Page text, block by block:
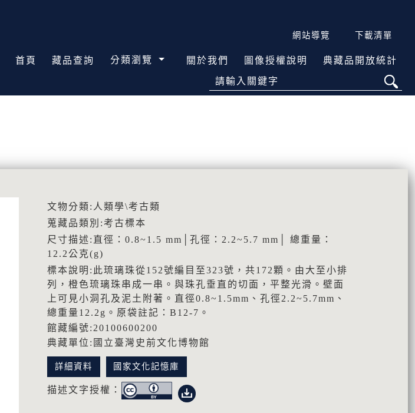
網站導覽 下載清單
首頁 藏品查詢 分類瀏覽 關於我們 圖像授權說明 典藏品開放統計
請輸入關鍵字
文物分類:人類學\考古類
蒐藏品類別:考古標本
尺寸描述:直徑：0.8~1.5 mm│孔徑：2.2~5.7 mm│ 總重量：
12.2公克(g)
標本說明:此琉璃珠從152號編目至323號，共172顆。由大至小排
列，橙色琉璃珠串成一串。與珠孔垂直的切面，平整光滑。壁面
上可見小洞孔及泥土附著。直徑0.8~1.5mm、孔徑2.2~5.7mm、
總重量12.2g。原袋註記：B12-7。
館藏編號:20100600200
典藏單位:國立臺灣史前文化博物館
詳細資料 國家文化記憶庫
描述文字授權：